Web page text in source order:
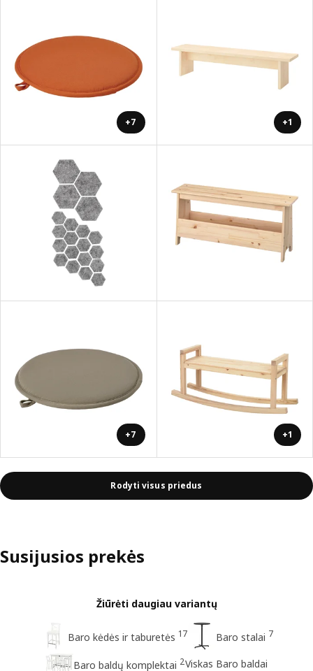
+7 +1
+7 +1
Rodyti visus priedus
Susijusios prekės
Žiūrėti daugiau variantų
Baro kėdės ir taburetės 17 Baro stalai 7
Baro baldų komplektai 2Viskas Baro baldai